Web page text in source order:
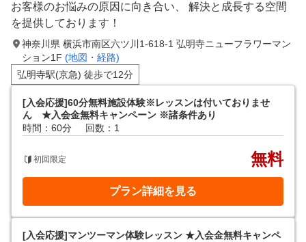
お客様のお悩みの原因に向き合い、 解決と成長する空間
を提供しております！
神奈川県 横浜市南区六ツ川1-618-1 弘明寺ニューフラワーマン
ション1F (地図・経路)
弘明寺駅(京急) 徒歩で12分
[入会応援]60分無料施設体験※レッスンは付いておりませ
ん ★入会金無料キャンペーン ※諸条件あり
時間：60分
回数：1
初回限定 無料
プラン詳細を見る
[入会応援]マンツーマン体験レッスン ★入会金無料キャンペ